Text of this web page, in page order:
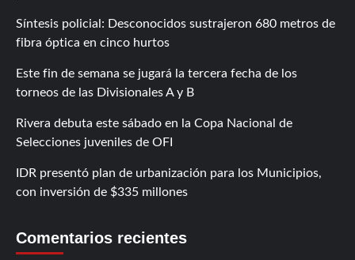
Síntesis policial: Desconocidos sustrajeron 680 metros de
fibra óptica en cinco hurtos
Este fin de semana se jugará la tercera fecha de los
torneos de las Divisionales A y B
Rivera debuta este sábado en la Copa Nacional de
Selecciones juveniles de OFI
IDR presentó plan de urbanización para los Municipios,
con inversión de $335 millones
Comentarios recientes